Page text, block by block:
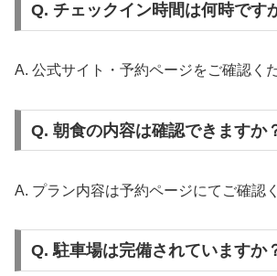
Q. チェックイン時間は何時です
A. 公式サイト・予約ページをご確認く
Q. 朝食の内容は確認できますか
A. プラン内容は予約ページにてご確認
Q. 駐車場は完備されていますか